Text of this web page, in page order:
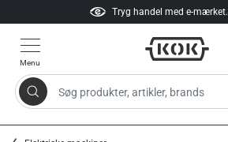
Tryg handel med e-mærket.
Menu
Søg produkter, artikler, brands